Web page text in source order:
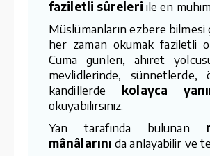
faziletli sûreleri ile en
Müslümanların ezbere
her zaman okumak faziletli
Cuma günleri, ahiret
mevlidlerinde, sünnetlerde,
kandillerde kolayca
okuyabilirsiniz.
Yan tarafında bulunan
mânâlarını da anlayabilir ve